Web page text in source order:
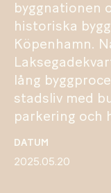
DATUM
2025.05.20
byggnationen
historiska
Köpenhamn.
lång
stadsliv med
parkering och